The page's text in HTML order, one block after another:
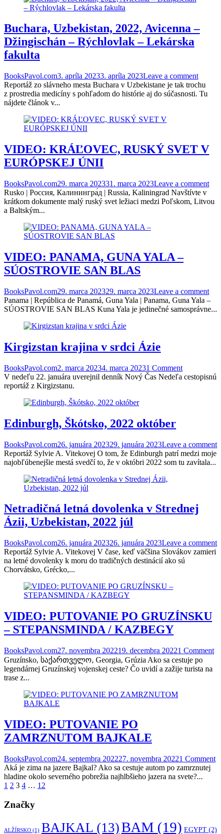
Buchara, Uzbekistan, 2022, Avicenna –
Džingischán – Rýchlovlak – Lekárska
fakulta
BooksPavol.com3. apríla 20233. apríla 2023Leave a comment
Reportáž zo slávneho mesta Buchara v Uzbekistane je tak trochu
z prostredia medicíny s pohľadom do histórie aj do súčasnosti. Tu
nájdete článok v...
VIDEO: KRÁĽOVEC, RUSKÝ SVET V
EURÓPSKEJ ÚNII
BooksPavol.com29. marca 202331. marca 2023Leave a comment
Rusko | Россия, Калинингра́д | Russia, Kaliningrad Navštívte v
krátkom dokumente malý ruský svet ležiaci medzi Poľskom, Litvou
a Baltským...
VIDEO: PANAMA, GUNA YALA –
SÚOSTROVIE SAN BLAS
BooksPavol.com29. marca 202329. marca 2023Leave a comment
Panama | República de Panamá, Guna Yala | Panama, Guna Yala –
SÚOSTROVIE SAN BLAS Kuna Yala je jedinečné samosprávne...
Kirgizstan krajina v srdci Ázie
BooksPavol.com2. marca 20234. marca 20231 Comment
V nedeľu 22. januára uverejnil denník Nový Čas Nedeľa cestopisnú
reportáž z Kirgizstanu.
Edinburgh, Škótsko, 2022 október
BooksPavol.com26. januára 202329. januára 2023Leave a comment
Reportáž Sylvie A. Vitekovej O tom, že Edinburgh patrí medzi moje
najobľúbenejšie mestá svedčí to, že v októbri 2022 som tu zavítala...
Netradičná letná dovolenka v Strednej
Ázii, Uzbekistan, 2022 júl
BooksPavol.com26. januára 202326. januára 2023Leave a comment
Reportáž Sylvie A. Vitekovej V čase, keď väčšina Slovákov zamieri
na letné dovolenky k moru do tradičných destinácií ako sú
Chorvátsko, Grécko,...
VIDEO: PUTOVANIE PO GRUZÍNSKU
– STEPANSMINDA / KAZBEGY
BooksPavol.com27. novembra 202219. decembra 20221 Comment
Gruzínsko, საქართველო, Georgia, Grúzia Ako sa cestuje po
legendárnej Gruzínskej vojenskej ceste? Čo uvidí a zažije turista na
trase z...
VIDEO: PUTOVANIE PO
ZAMRZNUTOM BAJKALE
BooksPavol.com24. septembra 202227. novembra 20221 Comment
Aká je zima na jazere Bajkal? Ako sa cestuje autom po zamrznutej
hladine okolo severného pobrežia najhlbšieho jazera na svete?...
Stránkovanie
príspevkov
1 2 3 4 … 12
Značky
ALŽÍRSKO (1) BAJKAL (13)BAM (19) EGYPT (2)